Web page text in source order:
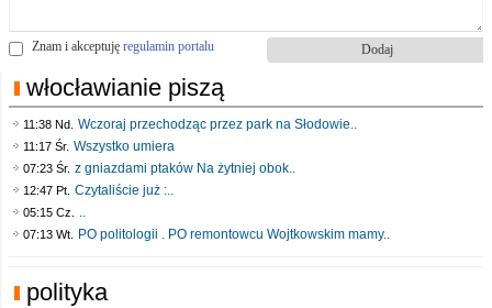
Znam i akceptuję regulamin portalu
włocławianie piszą
11:38 Nd. Wczoraj przechodząc przez park na Słodowie..
11:17 Śr. Wszystko umiera
07:23 Śr. z gniazdami ptaków Na żytniej obok..
12:47 Pt. Czytaliście już :..
05:15 Cz. ..
07:13 Wt. PO politologii . PO remontowcu Wojtkowskim mamy..
polityka